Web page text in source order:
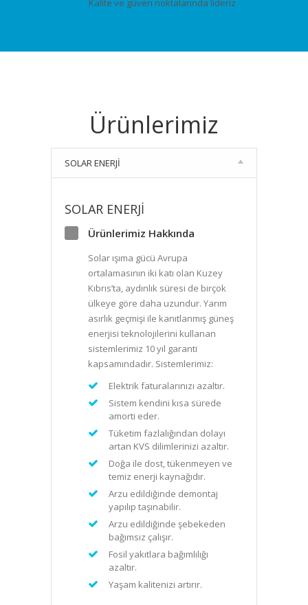
Kalite ve güven noktalarında lideriz
Ürünlerimiz
SOLAR ENERJİ
SOLAR ENERJİ
Ürünlerimiz Hakkında
Solar ışıma gücü Avrupa
ortalamasının iki katı olan Kuzey
Kıbrıs’ta, aydınlık süresi de birçok
ülkeye göre daha uzundur. Yarım
asırlık geçmişi ile kanıtlanmış güneş
enerjisi teknolojilerini kullanan
sistemlerimiz 10 yıl garanti
kapsamındadır. Sistemlerimiz:
Elektrik faturalarınızı azaltır.
Sistem kendini kısa sürede
amorti eder.
Tüketim fazlalığından dolayı
artan KVS dilimlerinizi azaltır.
Doğa ile dost, tükenmeyen ve
temiz enerji kaynağıdır.
Arzu edildiğinde demontaj
yapılıp taşınabilir.
Arzu edildiğinde şebekeden
bağımsız çalışır.
Fosil yakıtlara bağımlılığı
azaltır.
Yaşam kalitenizi artırır.